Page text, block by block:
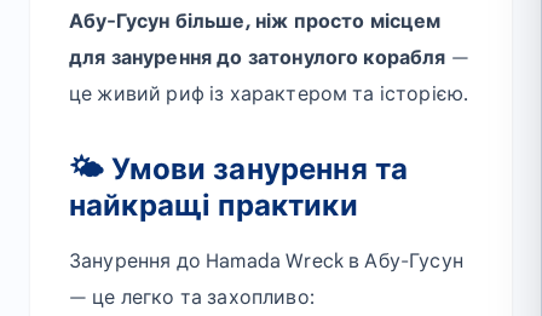
Абу-Гусун більше, ніж просто місцем
для занурення до затонулого корабля —
це живий риф із характером та історією.
🌤 Умови занурення та
найкращі практики
Занурення до Hamada Wreck в Абу-Гусун
— це легко та захопливо: